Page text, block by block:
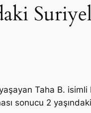
yaşayan Taha B.
sonucu 2